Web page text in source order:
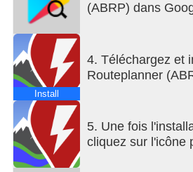
(ABRP) dans
Install
4. Téléchargez et
Routeplanner
5. Une fois
cliquez sur l'icône